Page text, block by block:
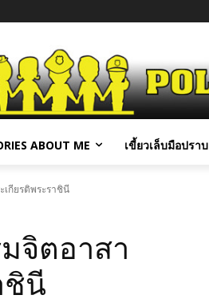
ABOUT ME เขี้ยวเล็บมือปราบ
กียรติพระราชินี
จิตอาสา
ชินี